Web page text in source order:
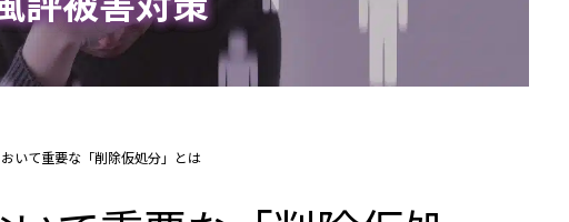
ー犯罪の刑事告訴等
いて重要な「削除仮処分」とは